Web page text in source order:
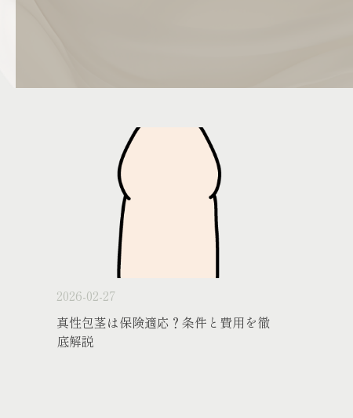
2026-02-27
真性包茎は保険適応？条件と費用を徹
底解説